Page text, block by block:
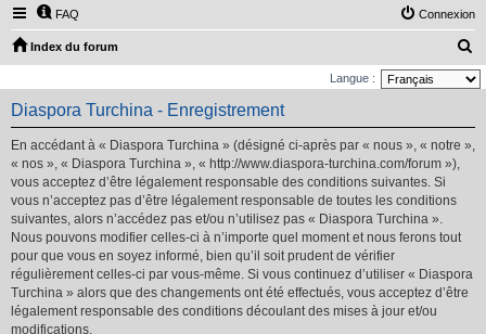
FAQ Connexion
Index du forum
e
e
Langue :
Diaspora Turchina - Enregistrement
En accédant à « Diaspora Turchina » (désigné ci-après par « nous », « notre »,
« nos », « Diaspora Turchina », « http://www.diaspora-turchina.com/forum »),
vous acceptez d’être légalement responsable des conditions suivantes. Si
vous n’acceptez pas d’être légalement responsable de toutes les conditions
suivantes, alors n’accédez pas et/ou n’utilisez pas « Diaspora Turchina ».
Nous pouvons modifier celles-ci à n’importe quel moment et nous ferons tout
pour que vous en soyez informé, bien qu’il soit prudent de vérifier
régulièrement celles-ci par vous-même. Si vous continuez d’utiliser « Diaspora
Turchina » alors que des changements ont été effectués, vous acceptez d’être
légalement responsable des conditions découlant des mises à jour et/ou
modifications.